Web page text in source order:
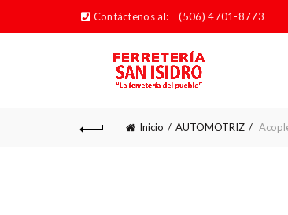
Contáctenos al: (506) 4701-8773
Inicio AUTOMOTRIZ